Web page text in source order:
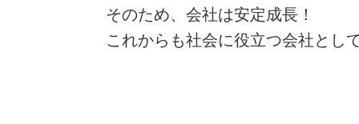
そのため、会社は安定成長！
これからも社会に役立つ会社とし